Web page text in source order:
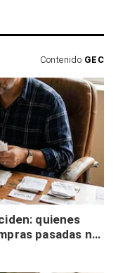
Contenido GEC
quienes
pasadas no
necesidad de